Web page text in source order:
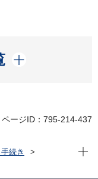
ページID：795-214-437
続き
現在